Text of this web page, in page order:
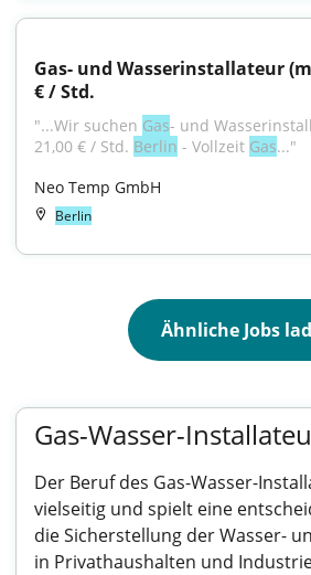
Gas- und Wasserinstallateur
€ / Std.
"...Wir suchen Gas- und
21,00 € / Std. Berlin - Vollzeit Gas..."
Neo Temp GmbH
Berlin
Ähnliche Jobs
Gas-Wasser-
Der Beruf des Gas-Wasser-
vielseitig und spielt eine
die Sicherstellung der Wasser-
in Privathaushalten und